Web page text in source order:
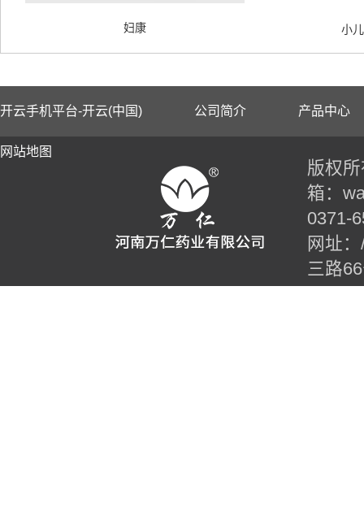
妇康 小
开云手机平台-开云(中国) 公司简介 产品中心
网站地图
版权
箱：
0371-
网址
三路